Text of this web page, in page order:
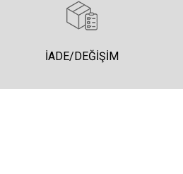
İADE/DEĞIŞIM